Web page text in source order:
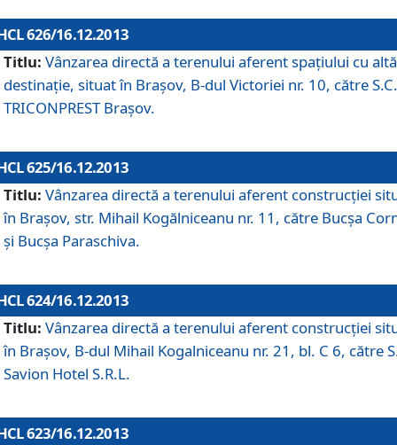
626/16.12.2013
Titlu: Vânzarea directă a terenului aferent spaţiului cu altă
destinaţie, situat în Braşov, B-dul Victoriei nr. 10, către S.C.
TRICONPREST Braşov.
625/16.12.2013
Titlu: Vânzarea directă a terenului aferent construcţiei
în Braşov, str. Mihail Kogălniceanu nr. 11, către Bucşa
şi Bucşa Paraschiva.
624/16.12.2013
Titlu: Vânzarea directă a terenului aferent construcţiei
în Braşov, B-dul Mihail Kogalniceanu nr. 21, bl. C 6, către
Savion Hotel S.R.L.
623/16.12.2013